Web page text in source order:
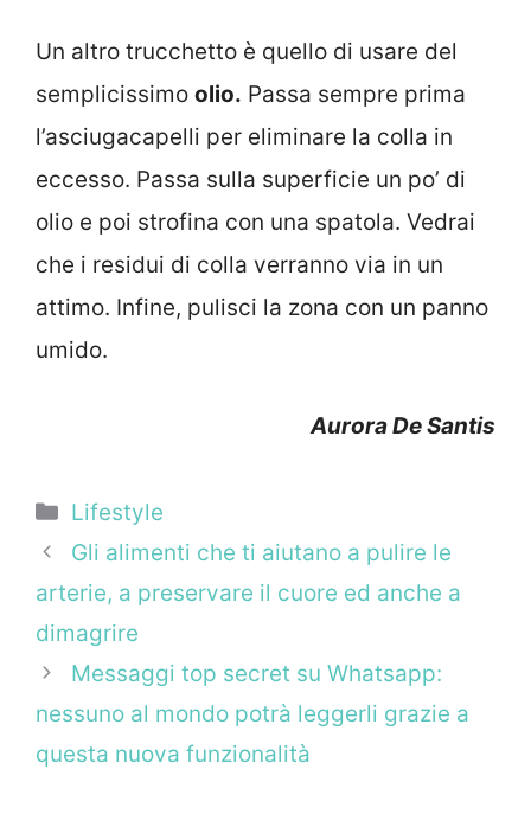
Un altro trucchetto è quello di usare del
semplicissimo olio. Passa sempre prima
l’asciugacapelli per eliminare la colla in
eccesso. Passa sulla superficie un po’ di
olio e poi strofina con una spatola. Vedrai
che i residui di colla verranno via in un
attimo. Infine, pulisci la zona con un panno
umido.
Aurora De Santis
Categorie
Lifestyle
Gli alimenti che ti aiutano a pulire le
arterie, a preservare il cuore ed anche a
dimagrire
Messaggi top secret su Whatsapp:
nessuno al mondo potrà leggerli grazie a
questa nuova funzionalità